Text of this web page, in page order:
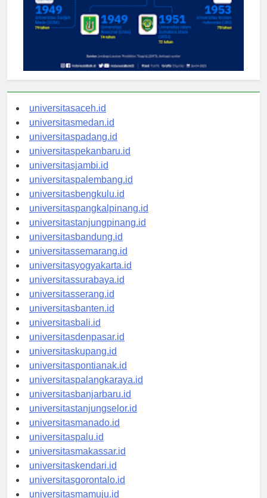
universitasaceh.id
universitasmedan.id
universitaspadang.id
universitaspekanbaru.id
universitasjambi.id
universitaspalembang.id
universitasbengkulu.id
universitaspangkalpinang.id
universitastanjungpinang.id
universitasbandung.id
universitassemarang.id
universitasyogyakarta.id
universitassurabaya.id
universitasserang.id
universitasbanten.id
universitasbali.id
universitasdenpasar.id
universitaskupang.id
universitaspontianak.id
universitaspalangkaraya.id
universitasbanjarbaru.id
universitastanjungselor.id
universitasmanado.id
universitaspalu.id
universitasmakassar.id
universitaskendari.id
universitasgorontalo.id